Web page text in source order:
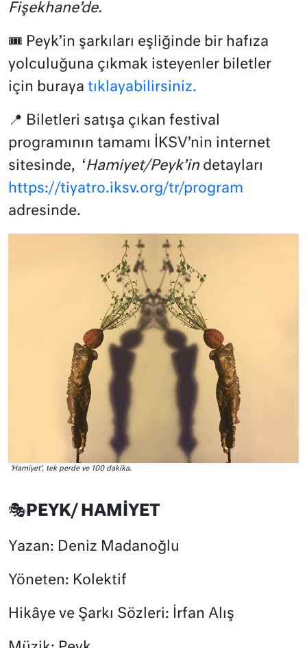
Fişekhane’de.
🎟️ Peyk’in şarkıları eşliğinde bir hafıza
yolculuğuna çıkmak isteyenler biletler
için buraya tıklayabilirsiniz.
📍 Biletleri satışa çıkan festival
programının tamamı İKSV’nin internet
sitesinde, ‘Hamiyet/Peyk’in detayları
https://tiyatro.iksv.org/tr/program
adresinde.
‘Hamiyet’, tek perde ve 100 dakika.
🎭PEYK/ HAMİYET
Yazan: Deniz Madanoğlu
Yöneten: Kolektif
Hikâye ve Şarkı Sözleri: İrfan Alış